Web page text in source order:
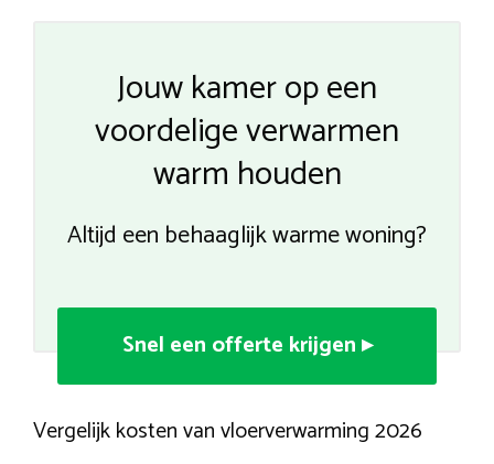
Jouw kamer op een
voordelige verwarmen
warm houden
Altijd een behaaglijk warme woning?
Snel een offerte krijgen ▸
Vergelijk kosten van vloerverwarming 2026